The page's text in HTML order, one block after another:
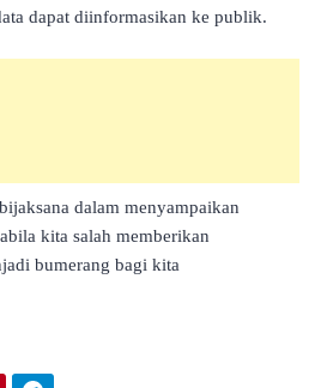
dapat diinformasikan ke publik.
dalam menyampaikan
kita salah memberikan
bumerang bagi kita